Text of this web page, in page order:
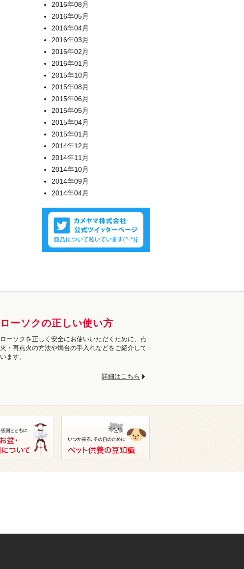
2016年08月
2016年05月
2016年04月
2016年03月
2016年02月
2016年01月
2015年10月
2015年08月
2015年06月
2015年05月
2015年04月
2015年01月
2014年12月
2014年11月
2014年10月
2014年09月
2014年04月
ローソクの正しい使い方
ローソクを正しく安全にお使いいただくために、点
火・再点火の方法や燭台の手入れなどをご紹介して
います。
詳細はこちら